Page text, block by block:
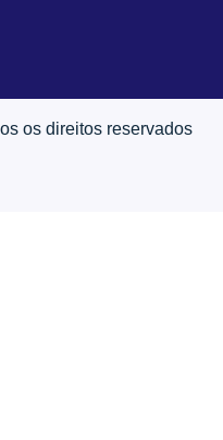
os direitos reservados